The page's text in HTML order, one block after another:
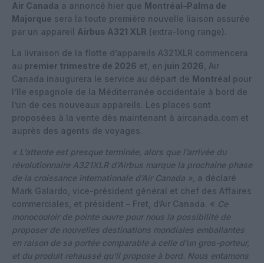
Air Canada a annoncé hier que Montréal–Palma de
Majorque sera la toute première nouvelle liaison assurée
par un appareil Airbus A321 XLR (extra-long range).
La livraison de la flotte d’appareils A321XLR commencera
au premier trimestre de 2026 et, en juin 2026 , Air
Canada inaugurera le service au départ de Montréal pour
l’île espagnole de la Méditerranée occidentale à bord de
l’un de ces nouveaux appareils. Les places sont
proposées à la vente dès maintenant à aircanada.com et
auprès des agents de voyages.
« L’attente est presque terminée, alors que l’arrivée du
révolutionnaire A321XLR d’Airbus marque la prochaine phase
de la croissance internationale d’Air Canada », a déclaré
Mark Galardo, vice-président général et chef des Affaires
commerciales, et président – Fret, d’Air Canada. « Ce
monocouloir de pointe ouvre pour nous la possibilité de
proposer de nouvelles destinations mondiales emballantes
en raison de sa portée comparable à celle d’un gros-porteur,
et du produit rehaussé qu’il propose à bord. Nous entamons